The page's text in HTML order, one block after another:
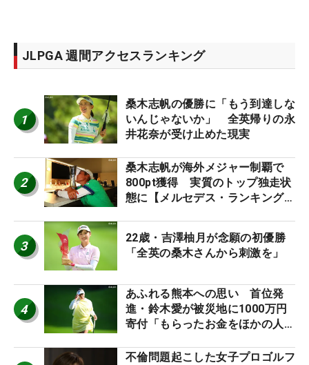
JLPGA 週間アクセスランキング
1
桑木志帆の優勝に「もう到達しな
いんじゃないか」 全英帰りの永
井花奈が受け止めた現実
2
桑木志帆が海外メジャー制覇で
800pt獲得 実質のトップ独走状
態に【メルセデス・ランキング番
3
22歳・吉澤柚月が念願の初優勝
「全英の桑木さんから刺激を」
4
あふれる熊本への思い 首位発
進・鈴木愛が被災地に1000万円
寄付「もらったお金をほかの人
不倫問題起こした女子プロゴルフ